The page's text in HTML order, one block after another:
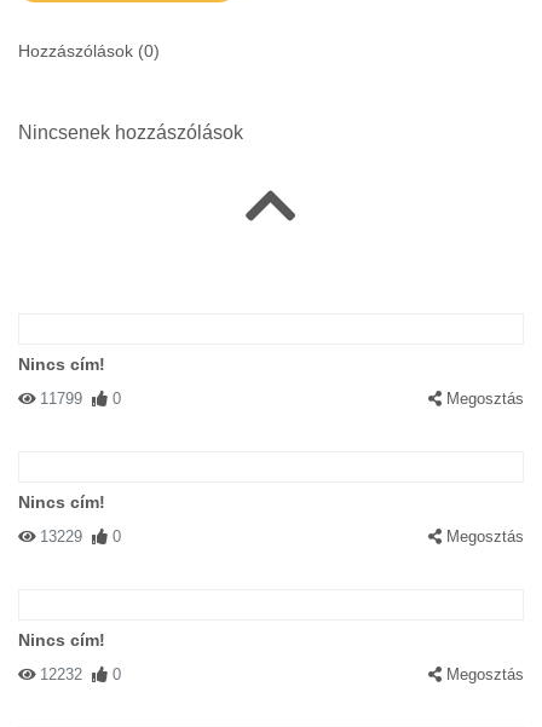
Hozzászólások (0)
Nincsenek hozzászólások
Nincs cím!
11799 0 Megosztás
Nincs cím!
13229 0 Megosztás
Nincs cím!
12232 0 Megosztás